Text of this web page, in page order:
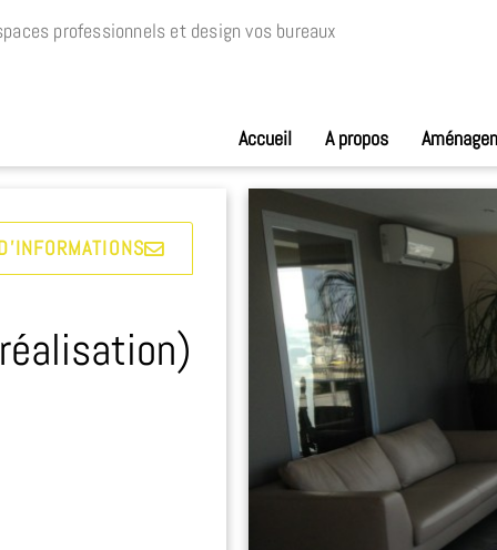
professionnels et design vos bureaux
Accueil A propos